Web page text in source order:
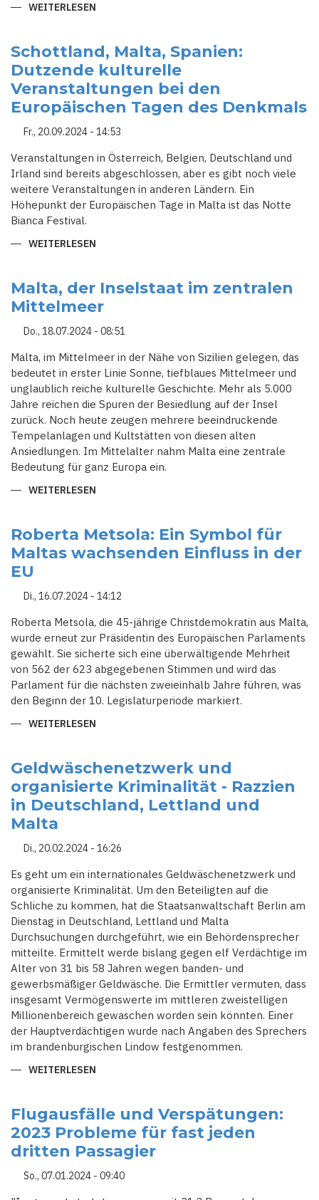
WEITERLESEN
MALTA
UND
UNGARN
HALTEN
AN
GOLDEN-
VISA-
PROGRAMMEN
FEST
–
RISIKEN
UND
AKTUELLE
ENTWICKLUNGEN
Schottland, Malta, Spanien:
Dutzende kulturelle
Veranstaltungen bei den
Europäischen Tagen des Denkmals
Fr., 20.09.2024 - 14:53
Veranstaltungen in Österreich, Belgien, Deutschland und
Irland sind bereits abgeschlossen, aber es gibt noch viele
weitere Veranstaltungen in anderen Ländern. Ein
Höhepunkt der Europäischen Tage in Malta ist das Notte
Bianca Festival.
WEITERLESEN
DUTZENDE
KULTURELLE
VERANSTALTUNGEN
BEI
EUROPÄISCHEN
DES
DENKMALS
Malta, der Inselstaat im zentralen
Mittelmeer
Do., 18.07.2024 - 08:51
Malta, im Mittelmeer in der Nähe von Sizilien gelegen, das
bedeutet in erster Linie Sonne, tiefblaues Mittelmeer und
unglaublich reiche kulturelle Geschichte. Mehr als 5.000
Jahre reichen die Spuren der Besiedlung auf der Insel
zurück. Noch heute zeugen mehrere beeindruckende
Tempelanlagen und Kultstätten von diesen alten
Ansiedlungen. Im Mittelalter nahm Malta eine zentrale
Bedeutung für ganz Europa ein.
WEITERLESEN
IM
ZENTRALEN
MITTELMEER
Roberta Metsola: Ein Symbol für
Maltas wachsenden Einfluss in der
EU
Di., 16.07.2024 - 14:12
Roberta Metsola, die 45-jährige Christdemokratin aus Malta,
wurde erneut zur Präsidentin des Europäischen Parlaments
gewählt. Sie sicherte sich eine überwältigende Mehrheit
von 562 der 623 abgegebenen Stimmen und wird das
Parlament für die nächsten zweieinhalb Jahre führen, was
den Beginn der 10. Legislaturperiode markiert.
WEITERLESEN
SYMBOL
FÜR
MALTAS
WACHSENDEN
EINFLUSS
IN
Geldwäschenetzwerk und
organisierte Kriminalität - Razzien
in Deutschland, Lettland und
Malta
Di., 20.02.2024 - 16:26
Es geht um ein internationales Geldwäschenetzwerk und
organisierte Kriminalität. Um den Beteiligten auf die
Schliche zu kommen, hat die Staatsanwaltschaft Berlin am
Dienstag in Deutschland, Lettland und Malta
Durchsuchungen durchgeführt, wie ein Behördensprecher
mitteilte. Ermittelt werde bislang gegen elf Verdächtige im
Alter von 31 bis 58 Jahren wegen banden- und
gewerbsmäßiger Geldwäsche. Die Ermittler vermuten, dass
insgesamt Vermögenswerte im mittleren zweistelligen
Millionenbereich gewaschen worden sein könnten. Einer
der Hauptverdächtigen wurde nach Angaben des Sprechers
im brandenburgischen Lindow festgenommen.
WEITERLESEN
KRIMINALITÄT
-
RAZZIEN
IN
DEUTSCHLAND,
LETTLAND
UND
MALTA
Flugausfälle und Verspätungen:
2023 Probleme für fast jeden
dritten Passagier
So., 07.01.2024 - 09:40